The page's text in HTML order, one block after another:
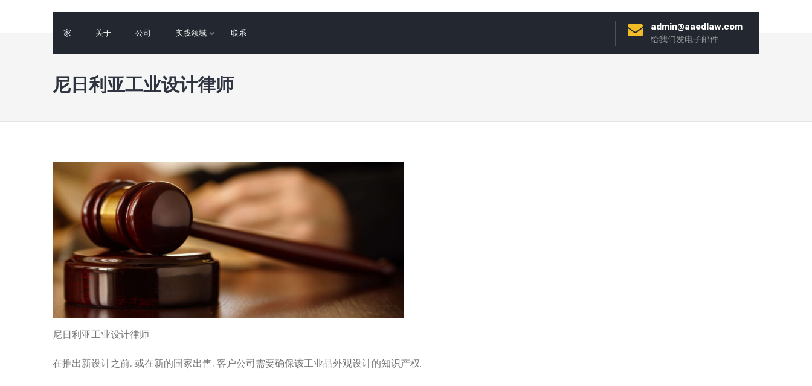
家 关于 公司 实践领域 联系
admin@aaedlaw.com
给我们发电子邮件
尼日利亚工业设计律师
尼日利亚工业设计律师
在推出新设计之前, 或在新的国家出售, 客户公司需要确保该工业品外观设计的知识产权.